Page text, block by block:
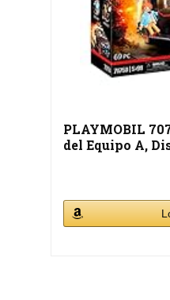
PLAYMOBIL
del Equipo A,